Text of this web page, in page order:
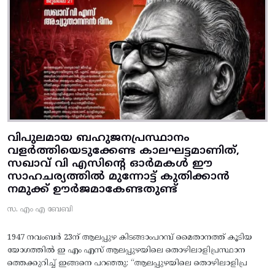
വിപുലമായ ബഹുജനപ്രസ്ഥാനം
വളർത്തിയെടുക്കേണ്ട കാലഘട്ടമാണിത്,
സഖാവ് വി എസിന്റെ ഓർമകൾ ഈ
സാഹചര്യത്തിൽ മുന്നോട്ട്‌ കുതിക്കാൻ
നമുക്ക് ഊർജമാകേണ്ടതുണ്ട്
സ. എം എ ബേബി
1947 നവംബർ 23ന് ആലപ്പുഴ കിടങ്ങാംപറമ്പ്‌ മൈതാനത്ത്‌ കൂടിയ
യോഗത്തിൽ ഇ എം എസ് ആലപ്പുഴയിലെ തൊഴിലാളിപ്രസ്ഥാന
ത്തെക്കുറിച്ച് ഇങ്ങനെ പറഞ്ഞു: “ആലപ്പുഴയിലെ തൊഴിലാളിപ്ര